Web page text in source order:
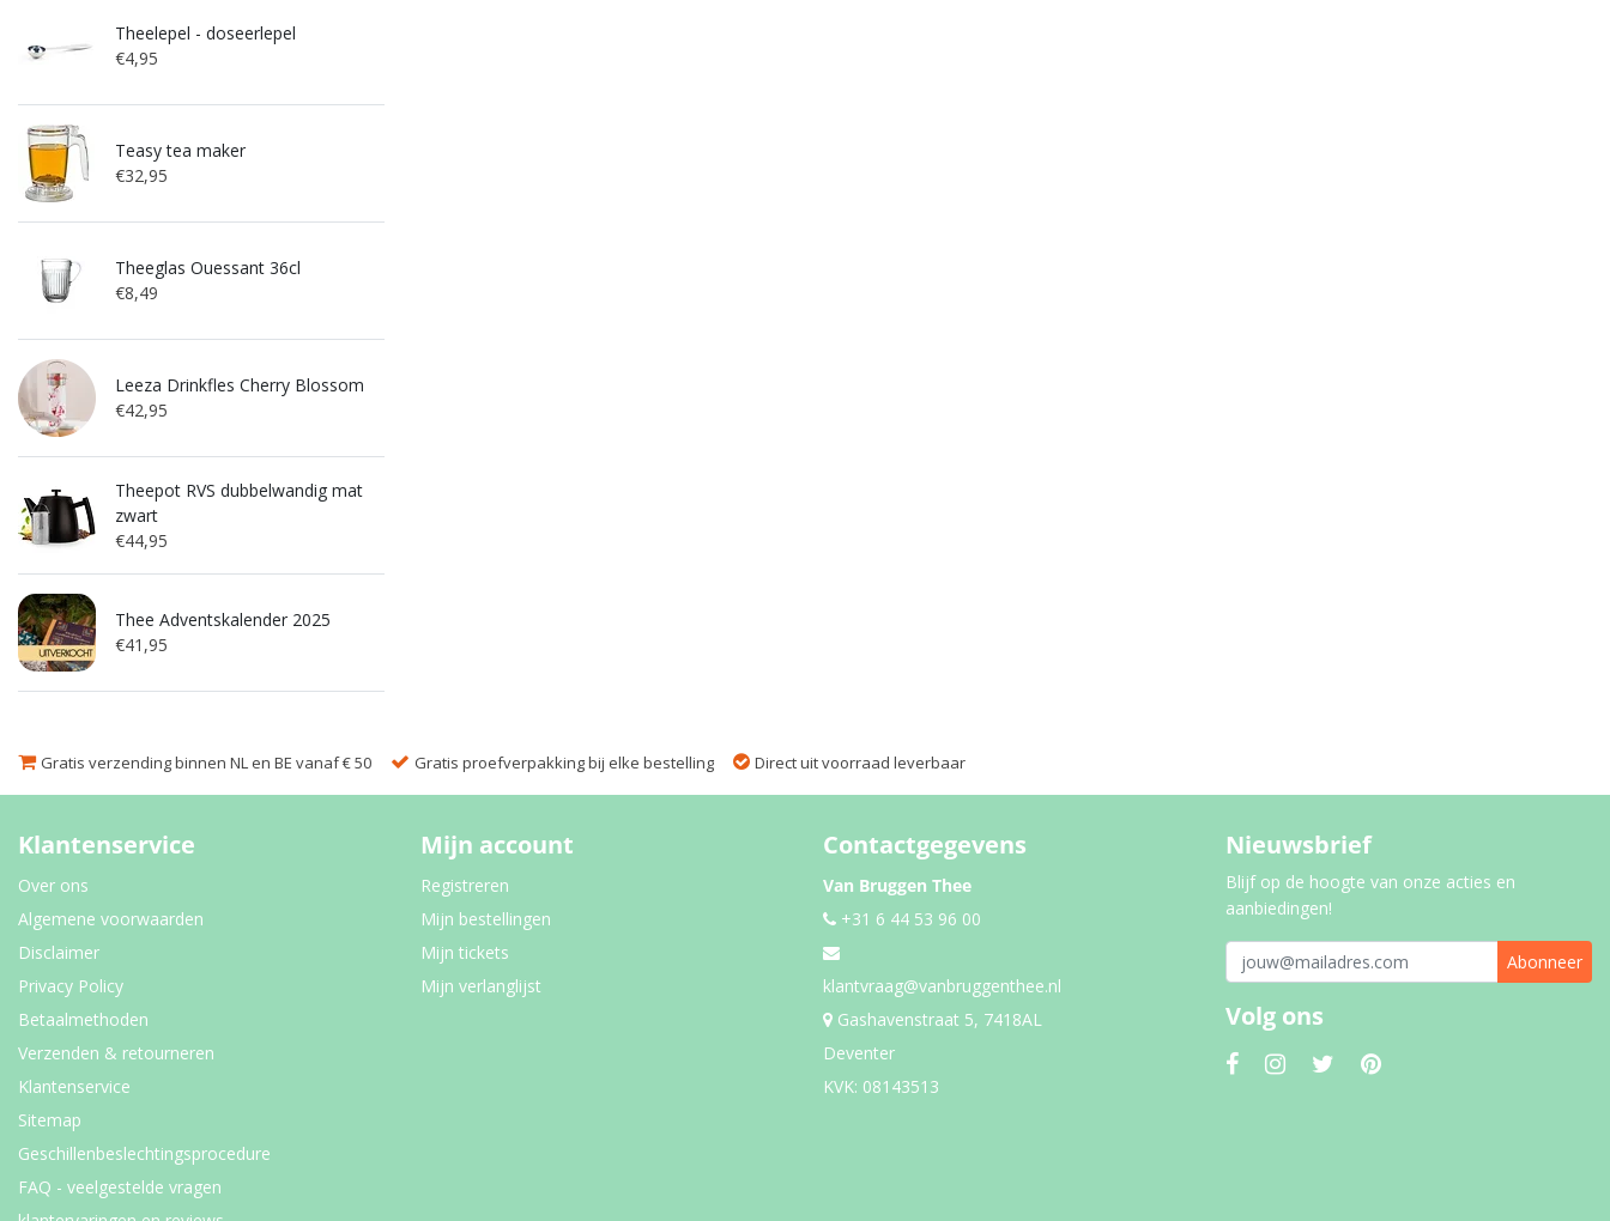
Theelepel - doseerlepel
€4,95
Teasy tea maker
€32,95
Theeglas Ouessant 36cl
€8,49
Leeza Drinkfles Cherry Blossom
€42,95
Theepot RVS dubbelwandig mat
zwart
€44,95
Thee Adventskalender 2025
€41,95
Gratis verzending binnen NL en BE vanaf € 50 Gratis proefverpakking bij elke bestelling Direct uit voorraad leverbaar
Klantenservice
Over ons
Algemene voorwaarden
Disclaimer
Privacy Policy
Betaalmethoden
Verzenden & retourneren
Klantenservice
Sitemap
Geschillenbeslechtingsprocedure
FAQ - veelgestelde vragen
Mijn account
Registreren
Mijn bestellingen
Mijn tickets
Mijn verlanglijst
Contactgegevens
Van Bruggen Thee
+31 6 44 53 96 00
klantvraag@vanbruggenthee.nl
Gashavenstraat 5, 7418AL
Deventer
KVK: 08143513
Nieuwsbrief
Blijf op de hoogte van onze acties en
aanbiedingen!
Abonneer
Volg ons